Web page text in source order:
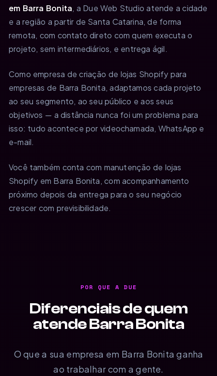
em Barra Bonita, a Due Web Studio atende a cidade
e a região a partir de Santa Catarina, de forma
remota, com contato direto com quem executa o
projeto, sem intermediários, e entrega ágil.
Como empresa de criação de lojas Shopify para
empresas de Barra Bonita, adaptamos cada projeto
ao seu segmento, ao seu público e aos seus
objetivos — a distância nunca foi um problema para
isso: tudo acontece por videochamada, WhatsApp e
e-mail.
Você também conta com manutenção de lojas
Shopify em Barra Bonita, com acompanhamento
próximo depois da entrega para o seu negócio
crescer com previsibilidade.
POR QUE A DUE
Diferenciais de quem
atende Barra Bonita
O que a sua empresa em Barra Bonita ganha
ao trabalhar com a gente.